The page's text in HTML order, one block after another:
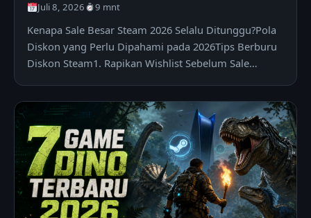
Juli 8, 2026 9 mnt
Kenapa Sale Besar Steam 2026 Selalu Ditunggu?Pola
Diskon yang Perlu Dipahami pada 2026Tips Berburu
Diskon Steam1. Rapikan Wishlist Sebelum Sale